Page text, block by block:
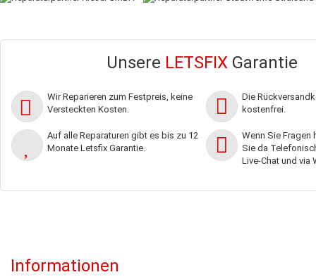
Unsere LETSFIX Garantie
Wir Reparieren zum Festpreis, keine
Versteckten Kosten.
Die
kostenfrei.
Auf alle Reparaturen gibt es bis zu 12
Monate Letsfix Garantie.
Wenn Sie Fragen
Sie da
Live-Chat und via
Informationen